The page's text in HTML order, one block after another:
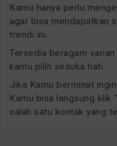
Kamu hanya perlu
agar bisa mendapatkan
trendi ini.
Tersedia beragam
kamu pilih sesuka hati.
Jika Kamu berminat
Kamu bisa langsung klik
salah satu kontak yang